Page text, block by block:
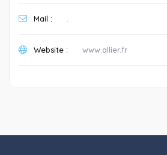
Mail :
Website : www.allier.fr